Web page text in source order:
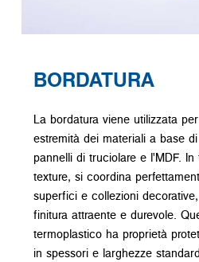
BORDATURA
La bordatura viene utilizzata
estremità dei materiali a base
pannelli di truciolare e l'MDF.
texture, si coordina
superfici e collezioni
finitura attraente e durevole.
termoplastico ha proprietà
in spessori e larghezze